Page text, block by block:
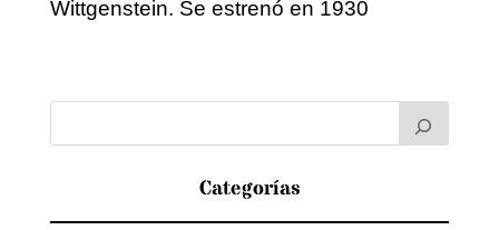
Wittgenstein. Se estrenó en 1930
Categorías